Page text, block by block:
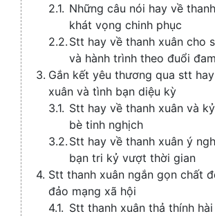
Những câu nói hay về
khát vọng chinh phục
Stt hay về thanh xuân cho
và hành trình theo đuổi
Gắn kết yêu thương qua stt
xuân và tình bạn diệu kỳ
Stt hay về thanh xuân và
bè tinh nghịch
Stt hay về thanh xuân ý
bạn tri kỷ vượt thời gian
Stt thanh xuân ngắn gọn chất
đảo mạng xã hội
Stt thanh xuân thả thính